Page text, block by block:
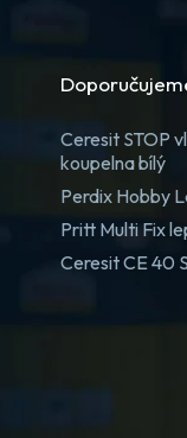
Ceresit STOP
koupelna bílý
Perdix Hobby
Pritt Multi Fix
Ceresit CE 40